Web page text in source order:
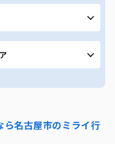
｜ 埼玉県 ｜ 千葉県 ｜
県 ｜ 愛知県全域（名古
豊橋市など） ｜ 静岡県
静岡市など） ｜ 岐阜県
関市など）
滋賀県 ｜ 奈良県 ｜ 和
、姫路市など） ｜ 三
市、鈴鹿市、伊勢な
ら名古屋市のミライ行